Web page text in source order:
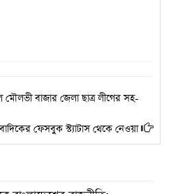
বাজার জেলা ছাত্র লীগের সহ-
ফেসবুক স্ট্যাটাস থেকে নেওয়া